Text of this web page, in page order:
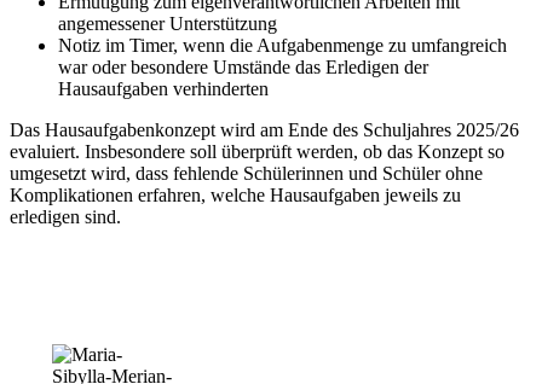
angemessener Unterstützung
Notiz im Timer, wenn die Aufgabenmenge zu umfangreich
war oder besondere Umstände das Erledigen der
Hausaufgaben verhinderten
Das Hausaufgabenkonzept wird am Ende des Schuljahres 2025/26
evaluiert. Insbesondere soll überprüft werden, ob das Konzept so
umgesetzt wird, dass fehlende Schülerinnen und Schüler ohne
Komplikationen erfahren, welche Hausaufgaben jeweils zu
erledigen sind.